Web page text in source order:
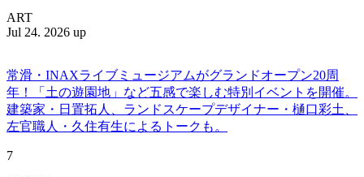
ART
Jul 24. 2026 up
常滑・INAXライブミュージアムがグランドオープン20周
年！「土の遊園地」など五感で楽しむ特別イベントを開催。
建築家・日置拓人、ランドスケープデザイナー・樋口彩土、
左官職人・久住有生によるトークも。
7